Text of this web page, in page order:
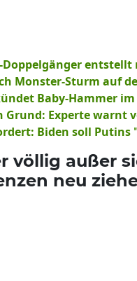
entstellt
Monster-Sturm auf
Baby-Hammer im
Grund: Experte warnt
Biden soll
völlig außer
neu